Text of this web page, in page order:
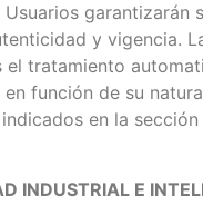
garantizarán
y vigencia.
el tratamiento
función de su
en la
INDUSTRIAL E